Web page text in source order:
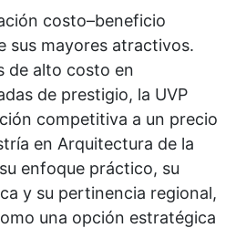
costo–beneficio
sus mayores atractivos.
de alto costo en
de prestigio, la UVP
competitiva a un precio
en Arquitectura de la
enfoque práctico, su
y su pertinencia regional,
una opción estratégica